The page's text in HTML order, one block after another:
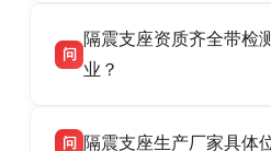
话：13323182312。
产厂家，可提供支座选型
供货、现场安装指导一站
话：13323182312。
问
隔震支座资质齐全带检
业？
品资质齐全，每批次产
问 隔震支座生产厂家具体